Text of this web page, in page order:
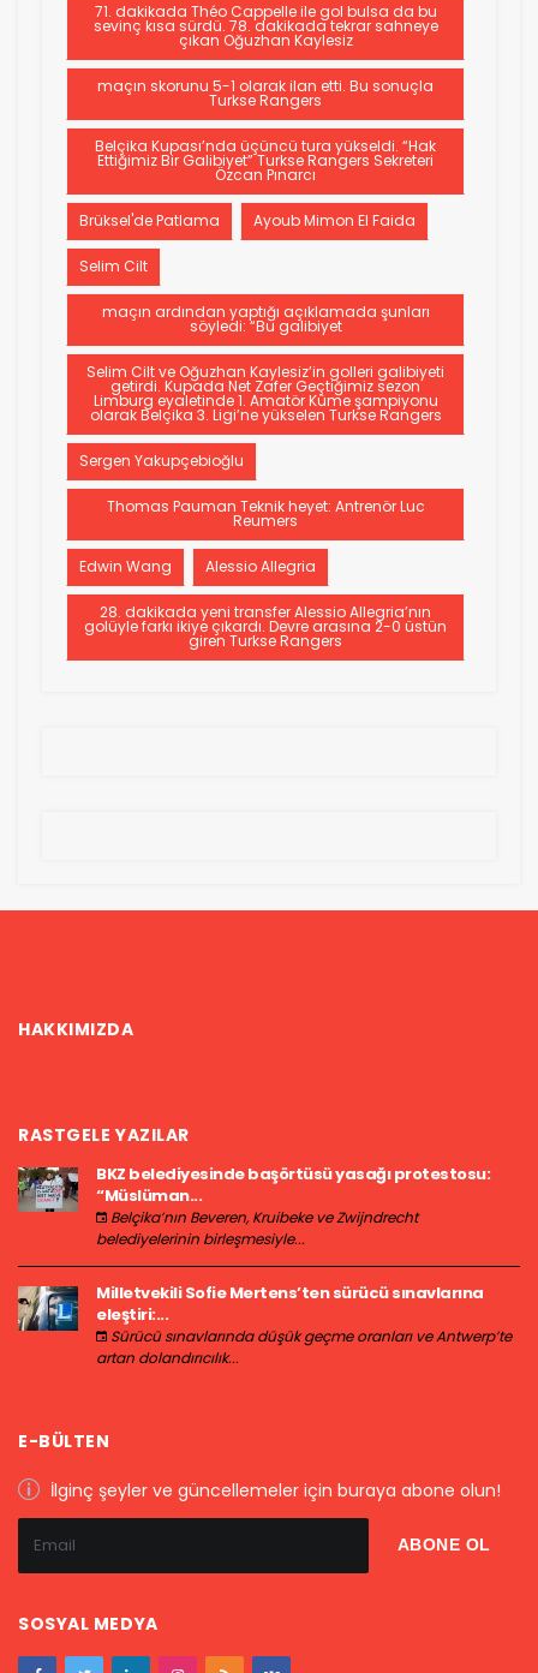
71. dakikada Théo Cappelle ile gol bulsa da bu
sevinç kısa sürdü. 78. dakikada tekrar sahneye
çıkan Oğuzhan Kaylesiz
maçın skorunu 5-1 olarak ilan etti. Bu sonuçla
Turkse Rangers
Belçika Kupası’nda üçüncü tura yükseldi. “Hak
Ettiğimiz Bir Galibiyet” Turkse Rangers Sekreteri
Özcan Pınarcı
Brüksel'de Patlama Ayoub Mimon El Faida
Selim Cilt
maçın ardından yaptığı açıklamada şunları
söyledi: “Bu galibiyet
Selim Cilt ve Oğuzhan Kaylesiz’in golleri galibiyeti
getirdi. Kupada Net Zafer Geçtiğimiz sezon
Limburg eyaletinde 1. Amatör Küme şampiyonu
olarak Belçika 3. Ligi’ne yükselen Turkse Rangers
Sergen Yakupçebioğlu
Thomas Pauman Teknik heyet: Antrenör Luc
Reumers
Edwin Wang Alessio Allegria
28. dakikada yeni transfer Alessio Allegria’nın
golüyle farkı ikiye çıkardı. Devre arasına 2-0 üstün
giren Turkse Rangers
HAKKIMIZDA
RASTGELE YAZILAR
BKZ belediyesinde başörtüsü yasağı protestosu:
“Müslüman...
Belçika’nın Beveren, Kruibeke ve Zwijndrecht
belediyelerinin birleşmesiyle...
Milletvekili Sofie Mertens’ten sürücü sınavlarına
eleştiri:...
Sürücü sınavlarında düşük geçme oranları ve Antwerp’te
artan dolandırıcılık...
E-BÜLTEN
İlginç şeyler ve güncellemeler için buraya abone olun!
SOSYAL MEDYA